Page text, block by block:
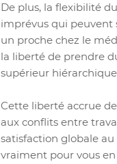
De plus, la flexibilité
imprévus qui peuvent
un proche chez le
la liberté de prendre
supérieur
Cette liberté accrue
aux conflits entre
satisfaction globale
vraiment pour vous